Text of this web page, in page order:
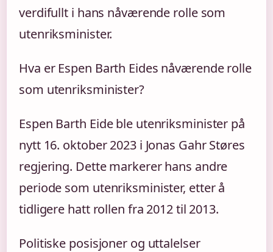
verdifullt i hans nåværende rolle som
utenriksminister.
Hva er Espen Barth Eides nåværende rolle
som utenriksminister?
Espen Barth Eide ble utenriksminister på
nytt 16. oktober 2023 i Jonas Gahr Støres
regjering. Dette markerer hans andre
periode som utenriksminister, etter å
tidligere hatt rollen fra 2012 til 2013.
Politiske posisjoner og uttalelser